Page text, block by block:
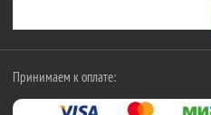
Принимаем к оплате: